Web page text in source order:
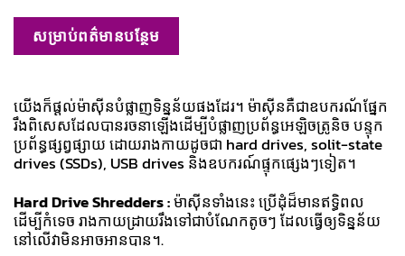
សម្រាប់ពត៌មានបន្ថែម
យើងក៏ផ្ដល់ម៉ាស៊ីនបំផ្លាញទិន្នន័យផងដែរ។ ម៉ាស៊ីនគឺជាឧបករណ័ផ្នែក
រឹងពិសេសដែលបានរចនាឡើងដើម្បីបំផ្លាញប្រព័ន្ធអេឡិចត្រូនិច បន្ទុក
ប្រព័ន្ធផ្សព្វផ្សាយ ដោយរាងកាយដូចជា hard drives, solit-state
drives (SSDs), USB drives និងឧបករណ៍ផ្ទុកផ្សេងៗទៀត។
Hard Drive Shredders :ម៉ាស៊ីនទាំងនេះ ប្រើដុំដ៏មានឥទ្ធិពល
ដើម្បីកំទេច រាងកាយដ្រាយរឹងទៅជាបំណែកតូចៗ ដែលធ្វើឲ្យទិន្នន័យ
នៅលើវាមិនអាចអានបាន។.